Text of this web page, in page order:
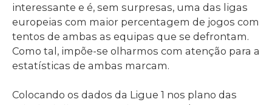
interessante e é, sem surpresas, uma das ligas
europeias com maior percentagem de jogos com
tentos de ambas as equipas que se defrontam.
Como tal, impõe-se olharmos com atenção para a
estatísticas de ambas marcam.
Colocando os dados da Ligue 1 nos plano das